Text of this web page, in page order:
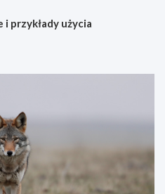
i przykłady użycia